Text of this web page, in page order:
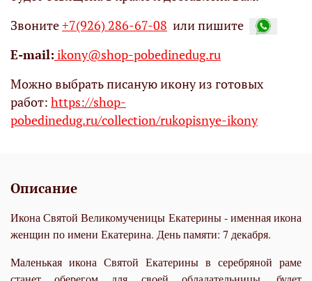
Звоните+7(926) 286-67-08 или пишите
Е-mail: ikony@shop-pobedinedug.ru
Можно выбрать писаную икону из готовых
работ: https://shop-
pobedinedug.ru/collection/rukopisnye-ikony
Описание
Икона Святой Великомученицы Екатерины - именная икона
женщин по имени Екатерина. День памяти: 7 декабря.
Маленькая икона Святой Екатерины в серебряной раме